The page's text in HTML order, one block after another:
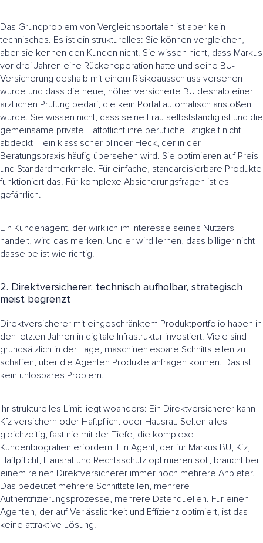
Das Grundproblem von Vergleichsportalen ist aber kein
technisches. Es ist ein strukturelles: Sie können vergleichen,
aber sie kennen den Kunden nicht. Sie wissen nicht, dass Markus
vor drei Jahren eine Rückenoperation hatte und seine BU-
Versicherung deshalb mit einem Risikoausschluss versehen
wurde und dass die neue, höher versicherte BU deshalb einer
ärztlichen Prüfung bedarf, die kein Portal automatisch anstoßen
würde. Sie wissen nicht, dass seine Frau selbstständig ist und die
gemeinsame private Haftpflicht ihre berufliche Tätigkeit nicht
abdeckt – ein klassischer blinder Fleck, der in der
Beratungspraxis häufig übersehen wird. Sie optimieren auf Preis
und Standardmerkmale. Für einfache, standardisierbare Produkte
funktioniert das. Für komplexe Absicherungsfragen ist es
gefährlich.
Ein Kundenagent, der wirklich im Interesse seines Nutzers
handelt, wird das merken. Und er wird lernen, dass billiger nicht
dasselbe ist wie richtig.
2. Direktversicherer: technisch aufholbar, strategisch
meist begrenzt
Direktversicherer mit eingeschränktem Produktportfolio haben in
den letzten Jahren in digitale Infrastruktur investiert. Viele sind
grundsätzlich in der Lage, maschinenlesbare Schnittstellen zu
schaffen, über die Agenten Produkte anfragen können. Das ist
kein unlösbares Problem.
Ihr strukturelles Limit liegt woanders: Ein Direktversicherer kann
Kfz versichern oder Haftpflicht oder Hausrat. Selten alles
gleichzeitig, fast nie mit der Tiefe, die komplexe
Kundenbiografien erfordern. Ein Agent, der für Markus BU, Kfz,
Haftpflicht, Hausrat und Rechtsschutz optimieren soll, braucht bei
einem reinen Direktversicherer immer noch mehrere Anbieter.
Das bedeutet mehrere Schnittstellen, mehrere
Authentifizierungsprozesse, mehrere Datenquellen. Für einen
Agenten, der auf Verlässlichkeit und Effizienz optimiert, ist das
keine attraktive Lösung.